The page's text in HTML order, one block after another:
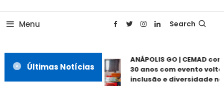
Menu Search
Últimas Notícias
ANÁPOLIS GO | CEMAD
30 anos com evento
inclusão e diversidade